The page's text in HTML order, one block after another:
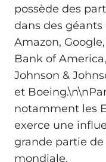
possède des
dans des
Amazon,
Bank of
Johnson &
et
notamment les
exerce une
grande partie
mondiale.